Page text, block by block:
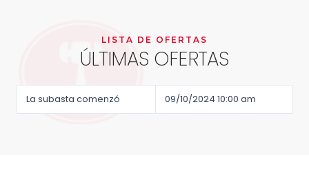
LISTA DE OFERTAS
ÚLTIMAS OFERTAS
La subasta comenzó 09/10/2024 10:00 am